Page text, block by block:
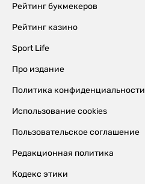
Рейтинг букмекеров
Рейтинг казино
Sport Life
Про издание
Политика конфиденциальности
Использование cookies
Пользовательское соглашение
Редакционная политика
Кодекс этики